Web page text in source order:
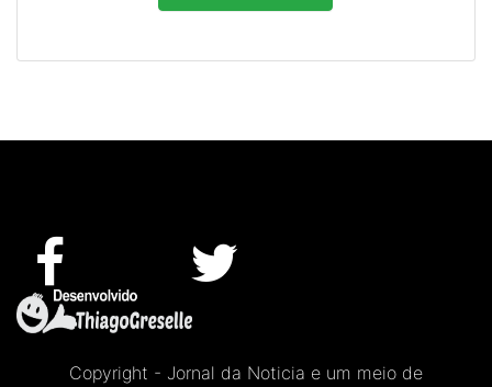
Copyright - Jornal da Noticia e um meio de